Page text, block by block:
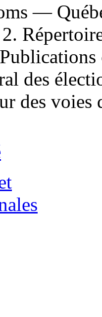
—
des
des voies